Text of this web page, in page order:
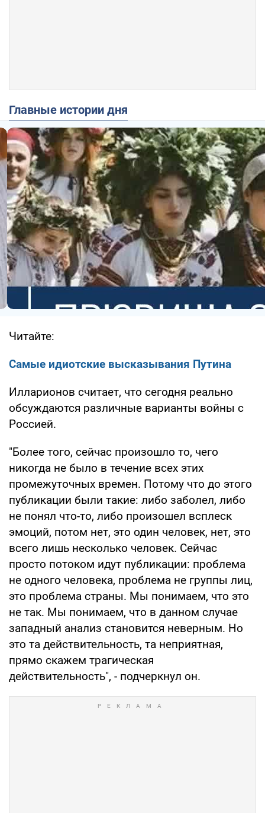
Главные истории дня
Читайте:
Самые идиотские высказывания Путина
Илларионов считает, что сегодня реально
обсуждаются различные варианты войны с
Россией.
"Более того, сейчас произошло то, чего
никогда не было в течение всех этих
промежуточных времен. Потому что до этого
публикации были такие: либо заболел, либо
не понял что-то, либо произошел всплеск
эмоций, потом нет, это один человек, нет, это
всего лишь несколько человек. Сейчас
просто потоком идут публикации: проблема
не одного человека, проблема не группы лиц,
это проблема страны. Мы понимаем, что это
не так. Мы понимаем, что в данном случае
западный анализ становится неверным. Но
это та действительность, та неприятная,
прямо скажем трагическая
действительность", - подчеркнул он.